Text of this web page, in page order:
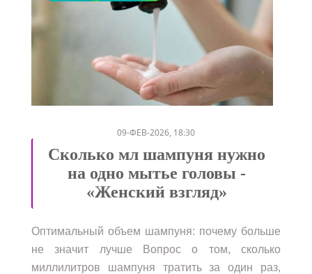
09-ФЕВ-2026, 18:30
Сколько мл шампуня нужно
на одно мытье головы -
«Женский взгляд»
Оптимальный объем шампуня: почему больше
не значит лучше Вопрос о том, сколько
миллилитров шампуня тратить за один раз,